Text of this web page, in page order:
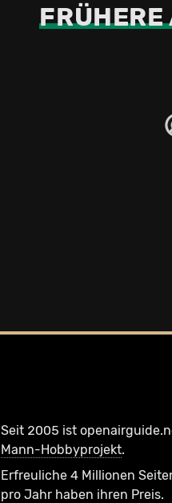
Seit 2005 ist
Mann-Hobbyprojekt.
Erfreuliche 4 Millionen
pro Jahr haben ihren Preis.